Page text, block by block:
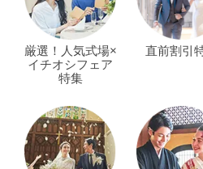
厳選！人気式場×
イチオシフェア
特集
直前割引